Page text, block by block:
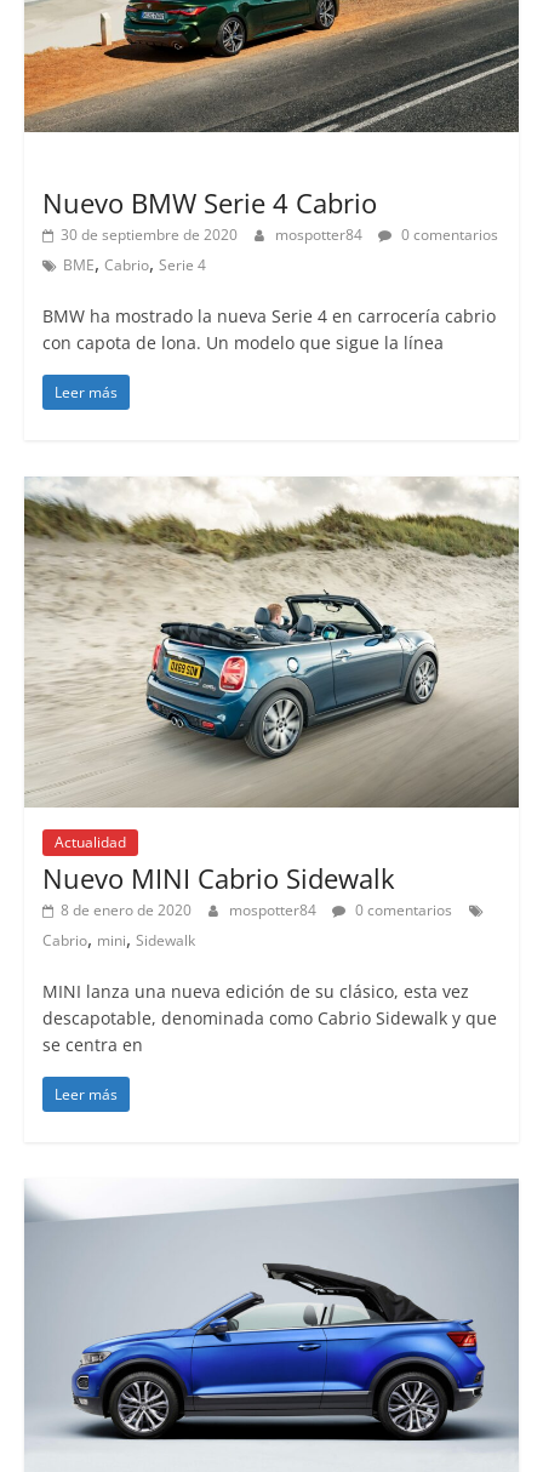
Nuevo BMW Serie 4 Cabrio
30 de septiembre de 2020 mospotter84
0 comentarios
BME, Cabrio, Serie 4
BMW ha mostrado la nueva Serie 4 en carrocería cabrio
con capota de lona. Un modelo que sigue la línea
Leer más
Actualidad
Nuevo MINI Cabrio Sidewalk
8 de enero de 2020 mospotter84
0 comentarios
Cabrio, mini, Sidewalk
MINI lanza una nueva edición de su clásico, esta vez
descapotable, denominada como Cabrio Sidewalk y que
se centra en
Leer más